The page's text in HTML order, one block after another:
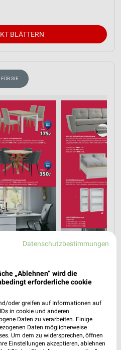
BLÄTTERN
SIE
Datenschutzbestimmungen
„Ablehnen“ wird die
erforderliche cookie
oder greifen auf Informationen auf
in cookie und anderen
Daten zu verarbeiten. Einige
Daten möglicherweise
Um dem zu widersprechen, öffnen
Einstellungen akzeptieren, ablehnen